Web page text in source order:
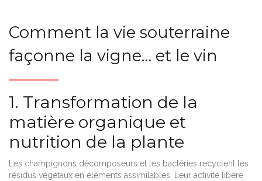
Comment la vie souterraine
façonne la vigne… et le vin
1. Transformation de la
matière organique et
nutrition de la plante
Les champignons décomposeurs et les bactéries recyclent les
résidus végétaux en éléments assimilables. Leur activité libère